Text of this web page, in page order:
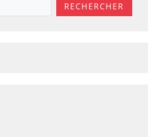
RECHERCHER